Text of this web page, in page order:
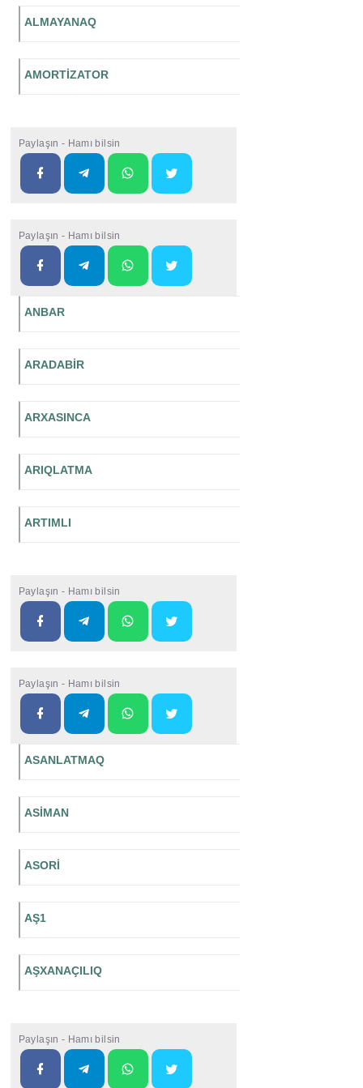
ALMAYANAQ
AMORTİZATOR
Paylaşın - Hamı bilsin
Paylaşın - Hamı bilsin
ANBAR
ARADABİR
ARXASINCA
ARIQLATMA
ARTIMLI
Paylaşın - Hamı bilsin
Paylaşın - Hamı bilsin
ASANLATMAQ
ASİMAN
ASORİ
AŞ1
AŞXANAÇILIQ
Paylaşın - Hamı bilsin